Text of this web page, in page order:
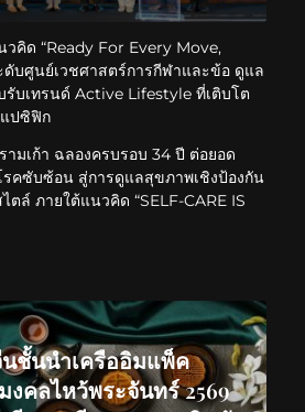
คิด “Ready For Every Move,
ดับศูนย์เวชศาสตร์การกีฬาและข้อ ดูแล
รับเทรนด์ Active Lifestyle ที่เติบโต
แปซิฟิก
ามเก้า ฉลองครบรอบ 34 ปี ต่อยอด
คซับซ้อน สู่การดูแลสุขภาพเชิงป้องกัน
ตล์ ภายใต้แนวคิด “SELF-CARE IS
นชั้นนำเครืออิมแพ็ค
งคลไหว้พระจันทร์ 2569